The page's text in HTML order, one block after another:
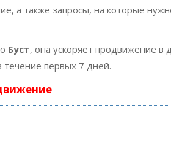
а также запросы, на которые
Буст, она ускоряет продвижение в
течение первых 7 дней.